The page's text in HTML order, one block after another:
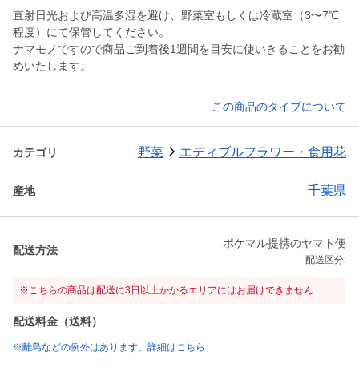
直射日光および高温多湿を避け、野菜室もしくは冷蔵室（3〜7℃
程度）にて保管してください。
ナマモノですので商品ご到着後1週間を目安に使いきることをお勧
めいたします。
この商品のタイプについて
カテゴリ 野菜 エディブルフラワー・食用花
産地 千葉県
配送方法
ポケマル提携のヤマト便
配送区分:
※こちらの商品は配送に3日以上かかるエリアにはお届けできません
配送料金（送料）
※離島などの例外はあります。詳細はこちら